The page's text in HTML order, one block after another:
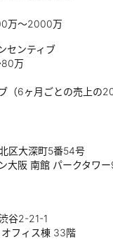
万〜2000万
センティブ
80万
（6ヶ月ごとの売上の
区大深町5番54号
大阪 南館 パークタワ
谷2-21-1
フィス棟 33階